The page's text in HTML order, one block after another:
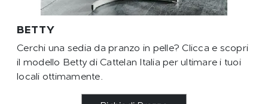
BETTY
Cerchi una sedia da pranzo in pelle? Clicca e scopri
il modello Betty di Cattelan Italia per ultimare i tuoi
locali ottimamente.